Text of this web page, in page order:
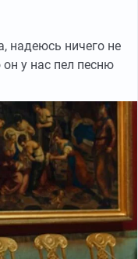
YouTube ●03:26
надеюсь ничего не
у нас пел песню